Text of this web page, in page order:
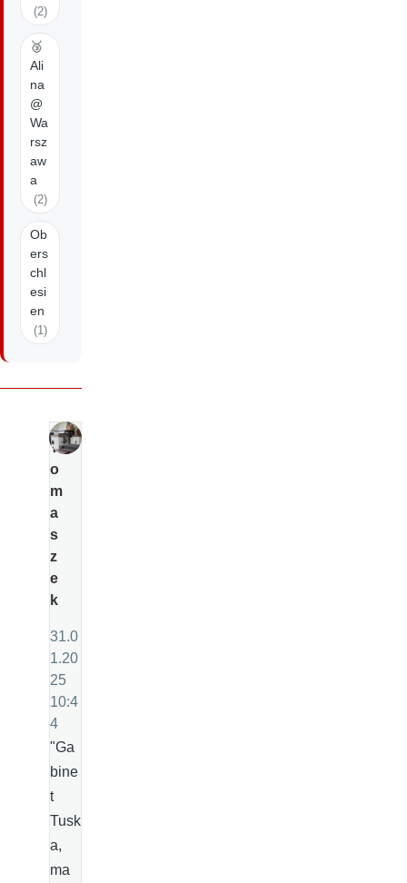
(2)
🥉
Ali
na
@
Wa
rsz
aw
a
(2)
Ob
ers
chl
esi
en
(1)
T
o
m
a
s
z
e
k
31.0
1.20
25
10:4
4
"Ga
bine
t
Tusk
a,
ma